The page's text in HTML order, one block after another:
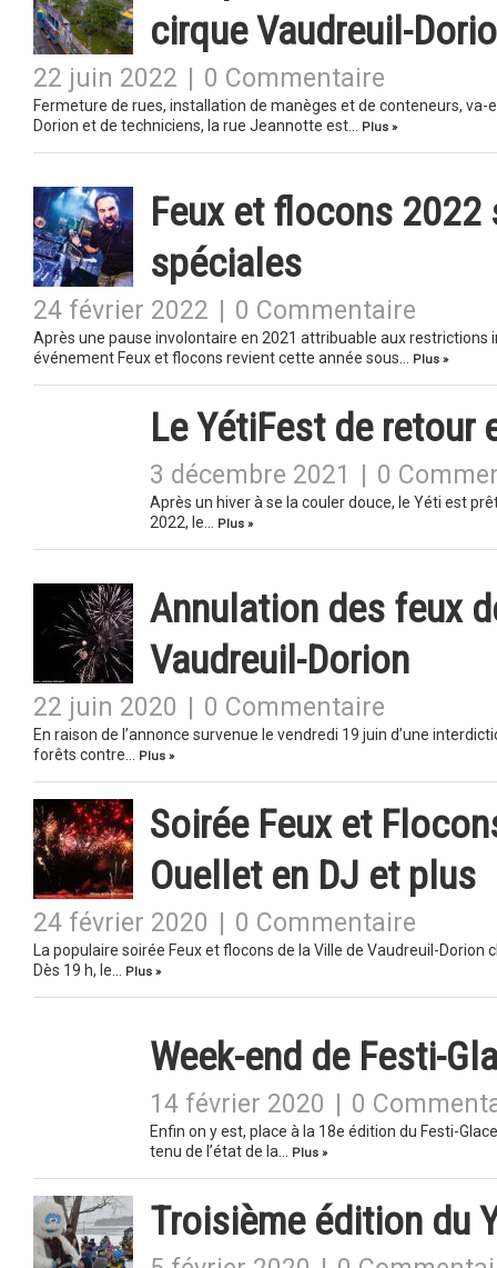
cirque Vaudreuil-
22 juin 2022 0 Commentaire
Fermeture de rues, installation de manèges et de conteneurs, va-
Dorion et de techniciens, la rue Jeannotte est…
Plus »
Feux et flocons 2022
spéciales
24 février 2022 0 Commentaire
Après une pause involontaire en 2021 attribuable aux restrictions
événement Feux et flocons revient cette année sous…
Plus »
Le YétiFest de retour
3 décembre 2021 0
Après un hiver à se la couler douce, le Yéti est
2022, le…
Plus »
Annulation des feux
Vaudreuil-Dorion
22 juin 2020 0 Commentaire
En raison de l’annonce survenue le vendredi 19 juin d’une
forêts contre…
Plus »
Soirée Feux et
Ouellet en DJ et plus
24 février 2020 0 Commentaire
La populaire soirée Feux et flocons de la Ville de Vaudreuil-
Dès 19 h, le…
Plus »
Week-end de Festi-
14 février 2020 0
Enfin on y est, place à la 18e édition du Festi-
tenu de l’état de la…
Plus »
Troisième édition du